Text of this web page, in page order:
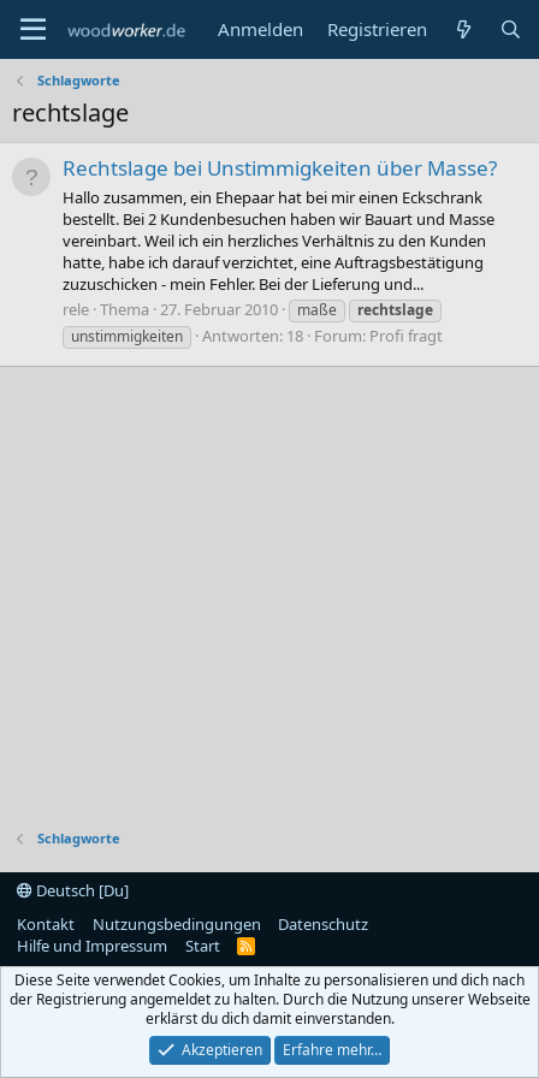
Anmelden Registrieren
Schlagworte
rechtslage
Rechtslage bei Unstimmigkeiten über Masse?
Hallo zusammen, ein Ehepaar hat bei mir einen Eckschrank
bestellt. Bei 2 Kundenbesuchen haben wir Bauart und Masse
vereinbart. Weil ich ein herzliches Verhältnis zu den Kunden
hatte, habe ich darauf verzichtet, eine Auftragsbestätigung
zuzuschicken - mein Fehler. Bei der Lieferung und...
rele Thema 27. Februar 2010 maße
rechtslage
unstimmigkeiten
Antworten: 18 Forum: Profi fragt
Schlagworte
Deutsch [Du]
Kontakt
Nutzungsbedingungen
Datenschutz
Hilfe und Impressum
Start
R
S
Diese Seite verwendet Cookies, um Inhalte zu personalisieren und dich nach
der Registrierung angemeldet zu halten. Durch die Nutzung unserer Webseite
erklärst du dich damit einverstanden.
Akzeptieren
Erfahre mehr…